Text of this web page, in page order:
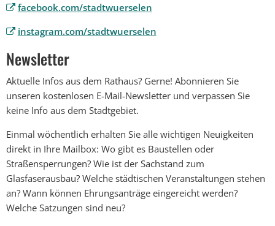
facebook.com/stadtwuerselen
instagram.com/stadtwuerselen
Newsletter
Aktuelle Infos aus dem Rathaus? Gerne! Abonnieren Sie
unseren kostenlosen E-Mail-Newsletter und verpassen Sie
keine Info aus dem Stadtgebiet.
Einmal wöchentlich erhalten Sie alle wichtigen Neuigkeiten
direkt in Ihre Mailbox: Wo gibt es Baustellen oder
Straßensperrungen? Wie ist der Sachstand zum
Glasfaserausbau? Welche städtischen Veranstaltungen stehen
an? Wann können Ehrungsanträge eingereicht werden?
Welche Satzungen sind neu?